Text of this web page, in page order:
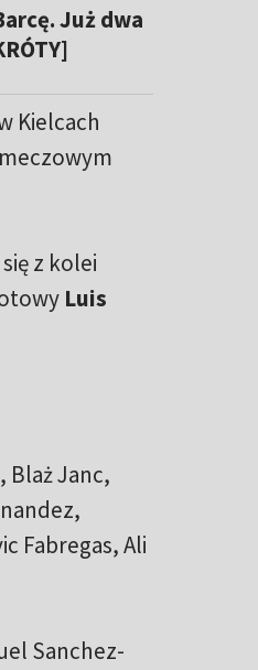
Już dwa
Kielcach
z kolei
Luis
Blaż Janc,
Fabregas, Ali
Sanchez-